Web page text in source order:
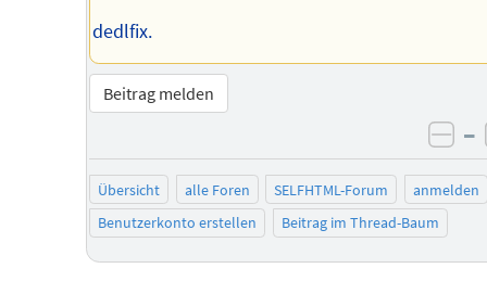
dedlfix.
Beitrag melden
–
Übersicht alle Foren SELFHTML-Forum
anmelden
Benutzerkonto erstellen
Beitrag im Thread-Baum